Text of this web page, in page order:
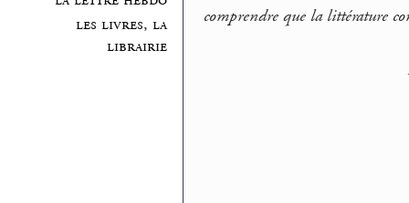
les livres, la
librairie
comprendre que la littérature